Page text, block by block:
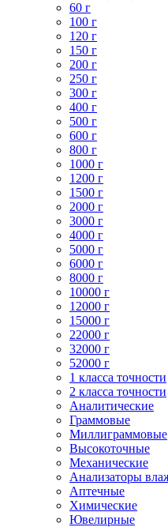
60 г
100 г
120 г
150 г
200 г
250 г
300 г
400 г
500 г
600 г
800 г
1000 г
1200 г
1500 г
2000 г
3000 г
4000 г
5000 г
6000 г
8000 г
10000 г
12000 г
15000 г
22000 г
32000 г
52000 г
1 класса точности
2 класса точности
Аналитические
Граммовые
Миллиграммовые
Высокоточные
Механические
Анализаторы
Аптечные
Химические
Ювелирные